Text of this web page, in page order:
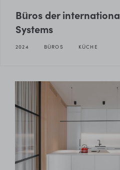
Büros der
Systems
2024 BÜROS KÜCHE